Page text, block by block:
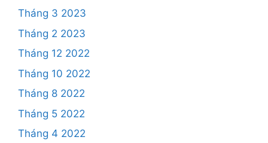
Tháng 3 2023
Tháng 2 2023
Tháng 12 2022
Tháng 10 2022
Tháng 8 2022
Tháng 5 2022
Tháng 4 2022